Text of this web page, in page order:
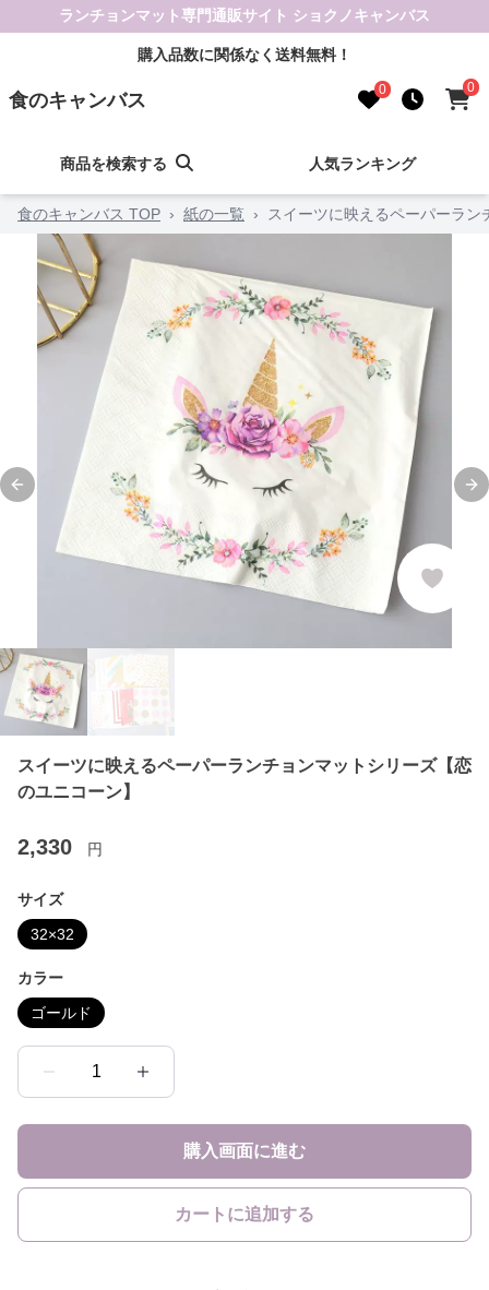
ランチョンマット専門通販サイト ショクノキャンバス
購入品数に関係なく送料無料！
食のキャンバス 0 0
商品を検索する 人気ランキング
食のキャンバス TOP › 紙の一覧 › スイーツに映えるペーパーラ
Previous slide
スイーツに映えるペーパーランチョンマットシリーズ【恋
のユニコーン】
2,330 円
サイズ
32×32
カラー
ゴールド
1
購入画面に進む
カートに追加する